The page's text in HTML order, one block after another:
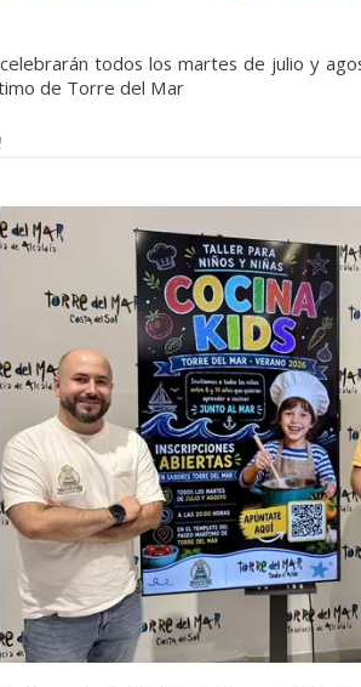
todos los martes de julio y
de Torre del Mar